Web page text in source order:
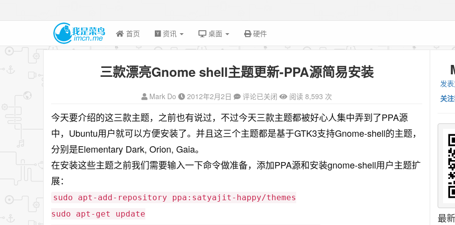
首页 资讯 桌面 硬件
三款漂亮Gnome shell主题更新-PPA源简易安装
Mark Do 2012年2月2日 评论已关闭 阅读 8,593 次
今天要介绍的这三款主题，之前也有说过，不过今天三款主题都被好心人集中弄到了PPA源
中，Ubuntu用户就可以方便安装了。并且这三个主题都是基于GTK3支持Gnome-shell的主题，
分别是Elementary Dark, Orion, Gaia。
在安装这些主题之前我们需要输入一下命令做准备，添加PPA源和安装gnome-shell用户主题扩
展：
sudo apt-add-repository ppa:satyajit-happy/themes
sudo apt-get update
发
关
最